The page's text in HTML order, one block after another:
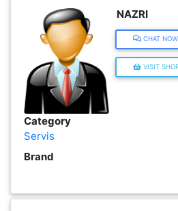
NAZRI
CHAT NOW
VISIT
Category
Servis
Brand
PERCUTIAN
PELANCONGAN(1)
RUMAH
BARANG
PERIBADI(4)